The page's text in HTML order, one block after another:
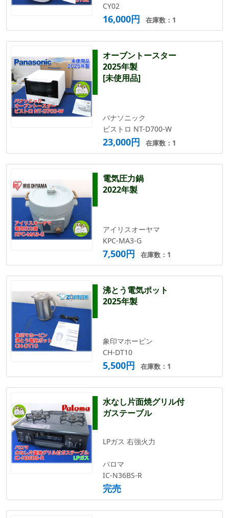
CY02
16,000円 在庫数：1
オーブントースター
2025年製
[未使用品]
パナソニック
ビストロ NT-D700-W
23,000円 在庫数：1
電気圧力鍋
2022年製
アイリスオーヤマ
KPC-MA3-G
7,500円 在庫数：1
沸とう電気ポット
2025年製
象印マホービン
CH-DT10
5,500円 在庫数：1
水なし片面焼グリル付
ガステーブル
LPガス 右強火力
パロマ
IC-N36BS-R
完売